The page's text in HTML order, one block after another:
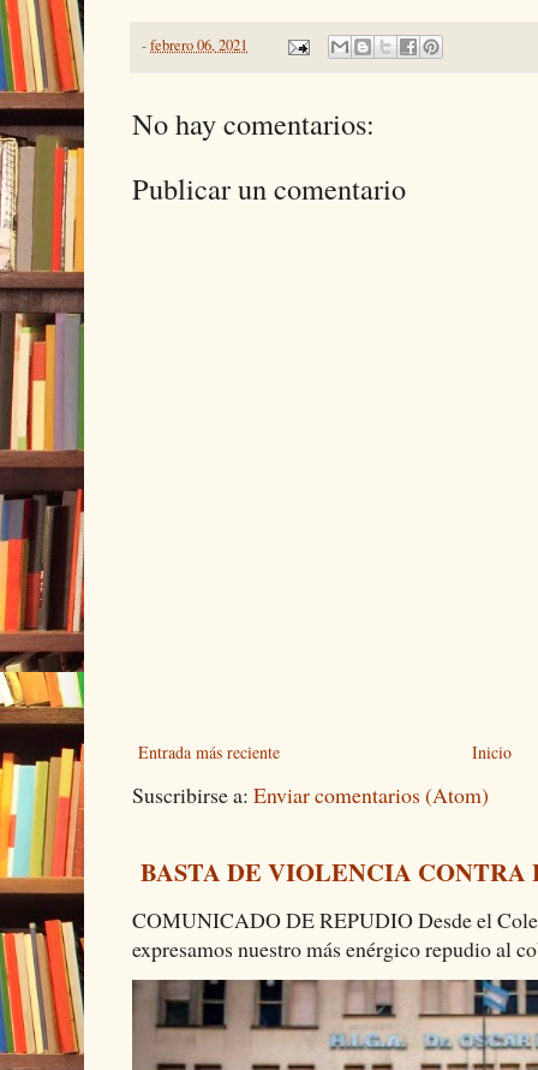
-febrero 06, 2021
No hay comentarios:
Publicar un comentario
Entrada más reciente Inicio
Suscribirse a: Enviar comentarios (Atom)
BASTA DE VIOLENCIA
COMUNICADO DE REPUDIO Desde el
expresamos nuestro más enérgico repudio al